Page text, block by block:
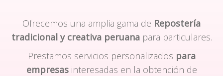
Ofrecemos una amplia gama de Repostería
tradicional y creativa peruanapara particulares.
Prestamos servicios personalizados para
empresasinteresadas en la obtención de